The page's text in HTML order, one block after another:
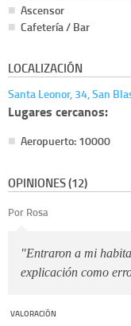
Ascensor
Cafetería / Bar
LOCALIZACIÓN
Santa Leonor, 34, San
Lugares cercanos:
Aeropuerto: 10000
OPINIONES (12)
Por Rosa
"Entraron a mi
explicación como
VALORACIÓN